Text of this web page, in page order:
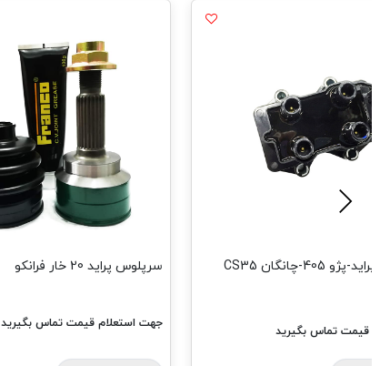
کوئل ساژم-پراید-پژو 405-چانگان CS35
قیمت تماس بگیرید
سرپلوس پراید 20 خار فرانکو
جهت استعلام قیمت تماس بگیرید